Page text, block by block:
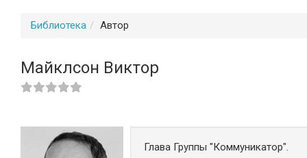
Библиотека Автор
Майклсон Виктор
Глава Группы "Коммуникатор".